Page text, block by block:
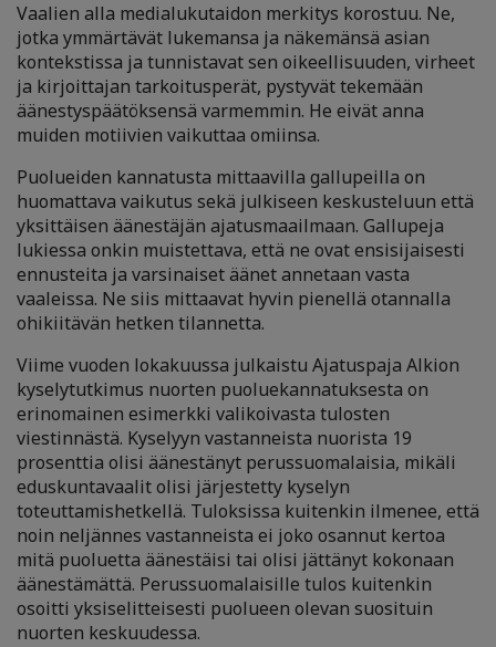
Vaalien alla medialukutaidon merkitys korostuu. Ne,
jotka ymmärtävät lukemansa ja näkemänsä asian
kontekstissa ja tunnistavat sen oikeellisuuden, virheet
ja kirjoittajan tarkoitusperät, pystyvät tekemään
äänestyspäätöksensä varmemmin. He eivät anna
muiden motiivien vaikuttaa omiinsa.
Puolueiden kannatusta mittaavilla gallupeilla on
huomattava vaikutus sekä julkiseen keskusteluun että
yksittäisen äänestäjän ajatusmaailmaan. Gallupeja
lukiessa onkin muistettava, että ne ovat ensisijaisesti
ennusteita ja varsinaiset äänet annetaan vasta
vaaleissa. Ne siis mittaavat hyvin pienellä otannalla
ohikiitävän hetken tilannetta.
Viime vuoden lokakuussa julkaistu Ajatuspaja Alkion
kyselytutkimus nuorten puoluekannatuksesta on
erinomainen esimerkki valikoivasta tulosten
viestinnästä. Kyselyyn vastanneista nuorista 19
prosenttia olisi äänestänyt perussuomalaisia, mikäli
eduskuntavaalit olisi järjestetty kyselyn
toteuttamishetkellä. Tuloksissa kuitenkin ilmenee, että
noin neljännes vastanneista ei joko osannut kertoa
mitä puoluetta äänestäisi tai olisi jättänyt kokonaan
äänestämättä. Perussuomalaisille tulos kuitenkin
osoitti yksiselitteisesti puolueen olevan suosituin
nuorten keskuudessa.